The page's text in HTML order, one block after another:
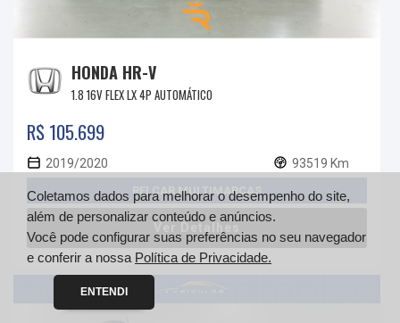
HONDA HR-V
1.8 16V FLEX LX 4P AUTOMÁTICO
R$ 105.699
2019/2020 93519 Km
REI CAR MULTIMARCAS
Coletamos dados para melhorar o desempenho do site,
além de personalizar conteúdo e anúncios.
Você pode configurar suas preferências no seu navegador
e conferir a nossa Política de Privacidade.
ENTENDI